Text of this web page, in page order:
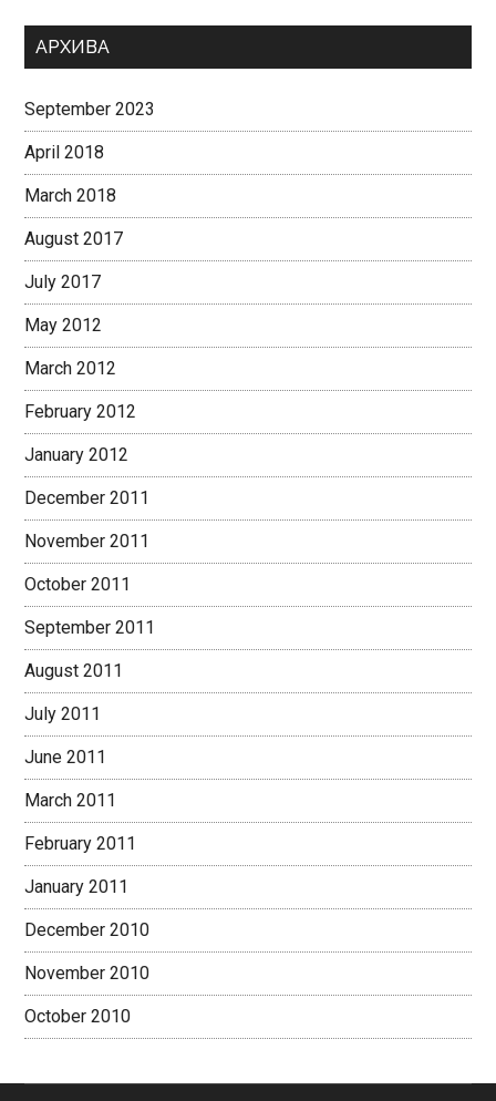
АРХИВА
September 2023
April 2018
March 2018
August 2017
July 2017
May 2012
March 2012
February 2012
January 2012
December 2011
November 2011
October 2011
September 2011
August 2011
July 2011
June 2011
March 2011
February 2011
January 2011
December 2010
November 2010
October 2010